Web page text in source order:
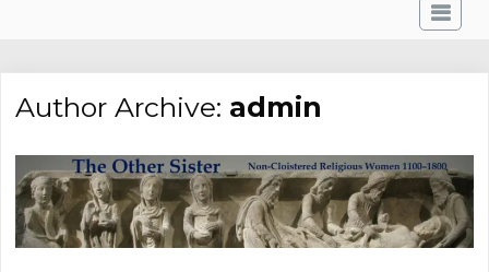
Author Archive: admin